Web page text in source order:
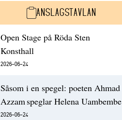
ANSLAGSTAVLAN
Open Stage på Röda Sten
Konsthall
2026-06-24
Såsom i en spegel: poeten Ahmad
Azzam speglar Helena Uambembe
2026-06-24